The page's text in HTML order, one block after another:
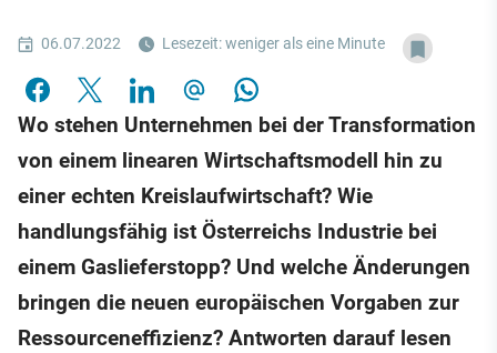
06.07.2022 Lesezeit: weniger als eine Minute
Wo stehen Unternehmen bei der Transformation
von einem linearen Wirtschaftsmodell hin zu
einer echten Kreislaufwirtschaft? Wie
handlungsfähig ist Österreichs Industrie bei
einem Gaslieferstopp? Und welche Änderungen
bringen die neuen europäischen Vorgaben zur
Ressourceneffizienz? Antworten darauf lesen